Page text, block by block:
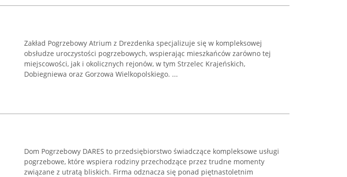
Zakład Pogrzebowy Atrium z Drezdenka specjalizuje się w kompleksowej
obsłudze uroczystości pogrzebowych, wspierając mieszkańców zarówno tej
miejscowości, jak i okolicznych rejonów, w tym Strzelec Krajeńskich,
Dobiegniewa oraz Gorzowa Wielkopolskiego. ...
Dom Pogrzebowy DARES to przedsiębiorstwo świadczące kompleksowe usługi
pogrzebowe, które wspiera rodziny przechodzące przez trudne momenty
związane z utratą bliskich. Firma odznacza się ponad piętnastoletnim